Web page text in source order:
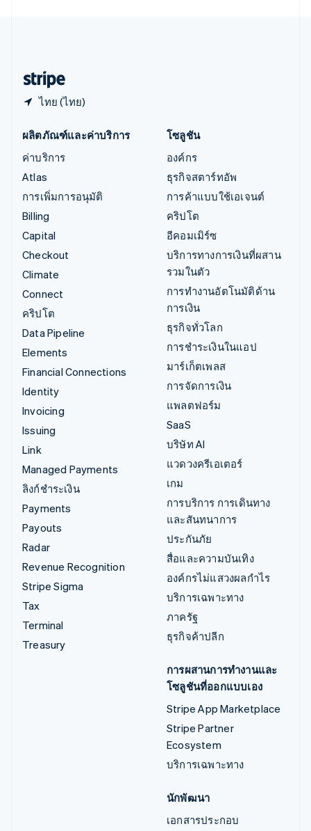
ไทย (ไทย)
ผลิตภัณฑ์และค่าบริการ
ค่าบริการ
Atlas
การเพิ่มการอนุมัติ
Billing
Capital
Checkout
Climate
Connect
คริปโต
Data Pipeline
Elements
Financial Connections
Identity
Invoicing
Issuing
Link
Managed Payments
ลิงก์ชำระเงิน
Payments
Payouts
Radar
Revenue Recognition
Stripe Sigma
Tax
Terminal
Treasury
โซลูชัน
องค์กร
ธุรกิจสตาร์ทอัพ
การค้าแบบใช้เอเจนต์
คริปโต
อีคอมเมิร์ซ
บริการทางการเงินที่ผสาน
รวมในตัว
การทำงานอัตโนมัติด้าน
การเงิน
ธุรกิจทั่วโลก
การชำระเงินในแอป
มาร์เก็ตเพลส
การจัดการเงิน
แพลตฟอร์ม
SaaS
บริษัท AI
แวดวงครีเอเตอร์
เกม
การบริการ การเดินทาง
และสันทนาการ
ประกันภัย
สื่อและความบันเทิง
องค์กรไม่แสวงผลกำไร
บริการเฉพาะทาง
ภาครัฐ
ธุรกิจค้าปลีก
การผสานการทำงานและ
โซลูชันที่ออกแบบเอง
Stripe App Marketplace
Stripe Partner
Ecosystem
บริการเฉพาะทาง
นักพัฒนา
เอกสารประกอบ